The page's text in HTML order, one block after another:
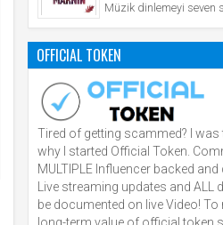
Müzik dinlemeyi seven
OFFICIAL TOKEN
Tired of getting scammed? I was
why I started Official Token.
MULTIPLE Influencer backed
Live streaming updates and ALL
be documented on live Video! To